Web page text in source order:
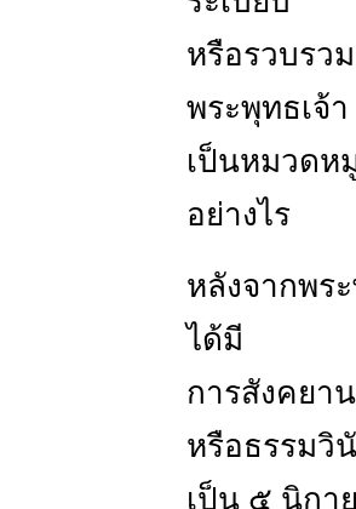
หรือรวบรว
พระพุทธเจ้า
เป็นหมวดห
อย่างไร
หลังจากพร
ได้มี
การสังคยา
หรือธรรมวิ
เป็น ๕ นิกา